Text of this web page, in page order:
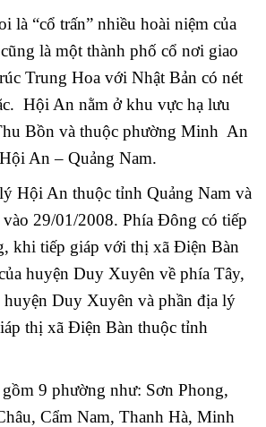
là “cổ trấn” nhiều hoài niệm của
là một thành phố cổ nơi giao
Trung Hoa với Nhật Bản có nét
Hội An nằm ở khu vực hạ lưu
Bồn và thuộc phường Minh An
An – Quảng Nam.
Hội An thuộc tỉnh Quảng Nam và
29/01/2008. Phía Đông có tiếp
khi tiếp giáp với thị xã Điện Bàn
huyện Duy Xuyên về phía Tây,
Duy Xuyên và phần địa lý
thị xã Điện Bàn thuộc tỉnh
9 phường như: Sơn Phong,
Cẩm Nam, Thanh Hà, Minh